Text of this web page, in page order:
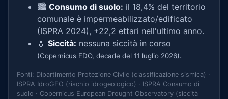
🏙️ Consumo di suolo: il 18,4% del territorio
comunale è impermeabilizzato/edificato
(ISPRA 2024), +22,2 ettari nell'ultimo anno.
💧 Siccità: nessuna siccità in corso
(Copernicus EDO, decade del 11 luglio 2026).
Fonti: Dipartimento Protezione Civile (classificazione sismica) ·
ISPRA IdroGEO (rischio idrogeologico) · ISPRA Consumo di
suolo · Copernicus European Drought Observatory (siccità